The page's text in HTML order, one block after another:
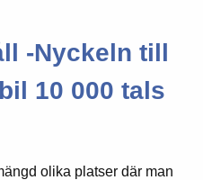
-Nyckeln till
10 000 tals
olika platser där man